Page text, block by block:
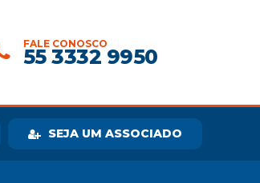
FALE CONOSCO
55 3332 9950
SEJA UM ASSOCIADO